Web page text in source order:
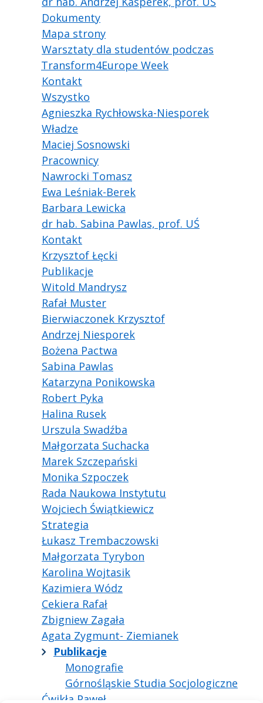
Dokumenty
Mapa strony
Warsztaty dla studentów podczas
Transform4Europe Week
Kontakt
Wszystko
Agnieszka Rychłowska-Niesporek
Władze
Maciej Sosnowski
Pracownicy
Nawrocki Tomasz
Ewa Leśniak-Berek
Barbara Lewicka
dr hab. Sabina Pawlas, prof. UŚ
Kontakt
Krzysztof Łęcki
Publikacje
Witold Mandrysz
Rafał Muster
Bierwiaczonek Krzysztof
Andrzej Niesporek
Bożena Pactwa
Sabina Pawlas
Katarzyna Ponikowska
Robert Pyka
Halina Rusek
Urszula Swadźba
Małgorzata Suchacka
Marek Szczepański
Monika Szpoczek
Rada Naukowa Instytutu
Wojciech Świątkiewicz
Strategia
Łukasz Trembaczowski
Małgorzata Tyrybon
Karolina Wojtasik
Kazimiera Wódz
Cekiera Rafał
Zbigniew Zagała
Agata Zygmunt- Ziemianek
Publikacje
Monografie
Górnośląskie Studia Socjologiczne
Ćwikła Paweł